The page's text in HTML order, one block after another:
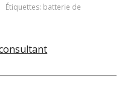
Étiquettes: batterie de